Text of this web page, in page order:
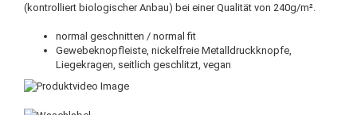
(kontrolliert biologischer Anbau) bei einer Qualität von 240g/m².
normal geschnitten / normal fit
Gewebeknopfleiste, nickelfreie Metalldruckknopfe,
Liegekragen, seitlich geschlitzt, vegan